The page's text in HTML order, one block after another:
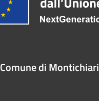
Comune di Montichiari